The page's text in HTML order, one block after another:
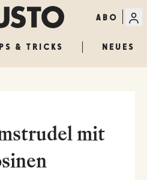
ABO
& TRICKS NEUES
mit